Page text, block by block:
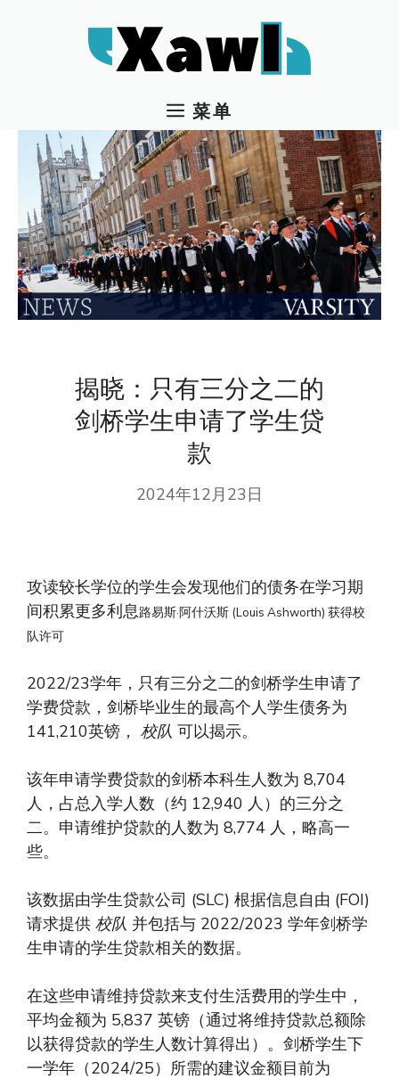
菜单
揭晓：只有三分之二的
剑桥学生申请了学生贷
款
2024年12月23日
攻读较长学位的学生会发现他们的债务在学习期
间积累更多利息路易斯·阿什沃斯 (Louis Ashworth) 获得校
队许可
2022/23学年，只有三分之二的剑桥学生申请了
学费贷款，剑桥毕业生的最高个人学生债务为
141,210英镑， 校队 可以揭示。
该年申请学费贷款的剑桥本科生人数为 8,704
人，占总入学人数（约 12,940 人）的三分之
二。申请维护贷款的人数为 8,774 人，略高一
些。
该数据由学生贷款公司 (SLC) 根据信息自由 (FOI)
请求提供 校队 并包括与 2022/2023 学年剑桥学
生申请的学生贷款相关的数据。
在这些申请维持贷款来支付生活费用的学生中，
平均金额为 5,837 英镑（通过将维持贷款总额除
以获得贷款的学生人数计算得出）。剑桥学生下
一学年（2024/25）所需的建议金额目前为